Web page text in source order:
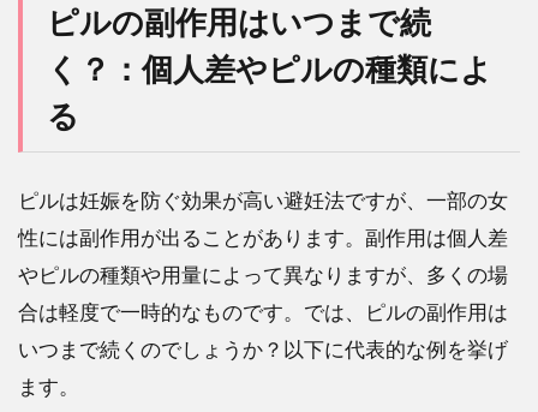
ピルの副作用はいつまで続
く？：個人差やピルの種類によ
る
ピルは妊娠を防ぐ効果が高い避妊法ですが、一部の女
性には副作用が出ることがあります。副作用は個人差
やピルの種類や用量によって異なりますが、多くの場
合は軽度で一時的なものです。では、ピルの副作用は
いつまで続くのでしょうか？以下に代表的な例を挙げ
ます。